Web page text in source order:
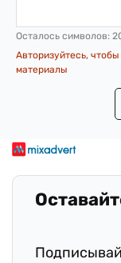
Осталось символов:
Авторизуйтесь,
материалы